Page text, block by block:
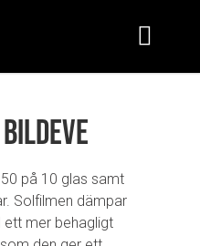
på 10 glas samt
Solfilmen dämpar
ett mer behagligt